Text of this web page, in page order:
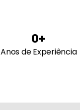
Anos de Experiência
0+